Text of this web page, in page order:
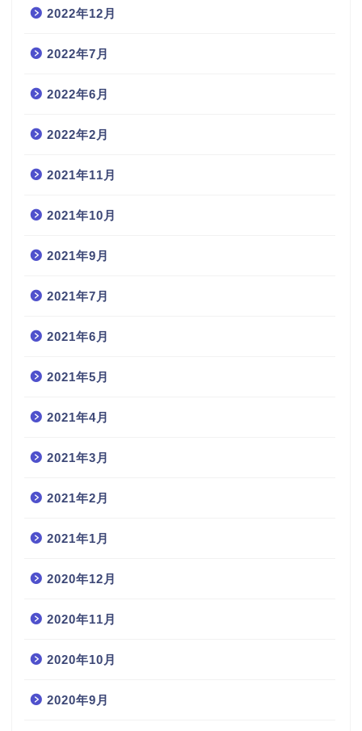
2022年12月
2022年7月
2022年6月
2022年2月
2021年11月
2021年10月
2021年9月
2021年7月
2021年6月
2021年5月
2021年4月
2021年3月
2021年2月
2021年1月
2020年12月
2020年11月
2020年10月
2020年9月